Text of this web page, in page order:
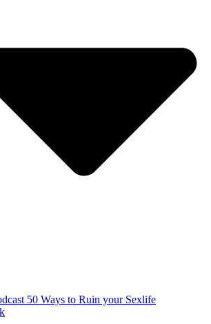
50 Ways to Ruin your Sexlife